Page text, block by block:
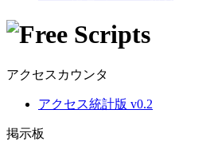
アクセスカウンタ
アクセス統計版 v0.2
掲示板